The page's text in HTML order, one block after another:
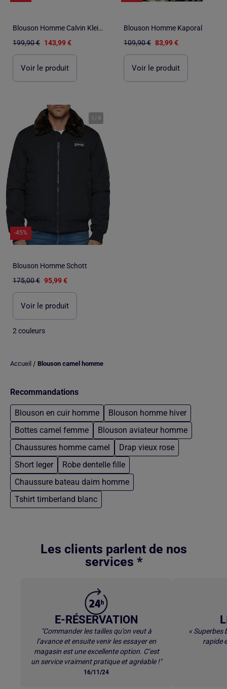
Blouson Homme Calvin Klein Jeans
199,90 € 143,99 €
Voir le produit
Blouson Homme Kaporal
109,90 € 83,99 €
Voir le produit
1 /4
-45%
Blouson Homme Schott
175,00 € 95,99 €
Voir le produit
2 couleurs
Accueil / Blouson camel homme
Recommandations
Blouson en cuir homme
Blouson homme hiver
Bottes camel femme
Blouson aviateur homme
Chaussures homme camel
Drap vieux rose
Short leger
Robe dentelle fille
Chaussure bateau daim homme
Tshirt timberland blanc
Les clients parlent de nos
services *
E-RÉSERVATION
"Commander les tailles qu’on veut à
l’avance et ensuite venir les essayer en
magasin est une excellente option. C’est
un service vraiment pratique et agréable !"
16/11/24
« Superbes
rapide